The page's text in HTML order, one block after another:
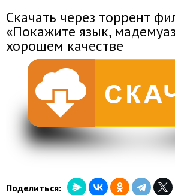
Скачать через торрент
«Покажите язык,
хорошем качестве
Поделиться: